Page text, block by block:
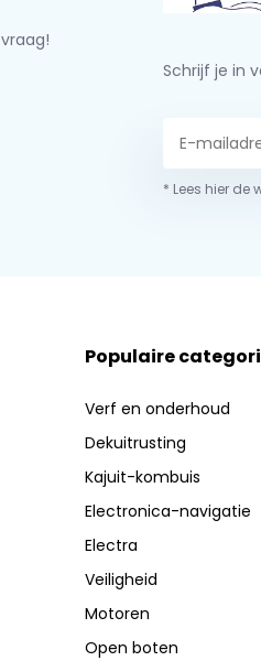
Schrijf je in
* Lees hier de
Populaire
Verf en onderhoud
Dekuitrusting
Kajuit-kombuis
Electronica-navigatie
Electra
Veiligheid
Motoren
Open boten